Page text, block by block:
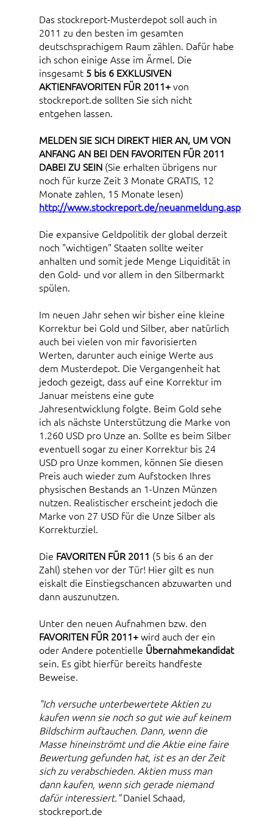
Das stockreport-Musterdepot soll auch in
2011 zu den besten im gesamten
deutschsprachigem Raum zählen. Dafür habe
ich schon einige Asse im Ärmel. Die
insgesamt 5 bis 6 EXKLUSIVEN
AKTIENFAVORITEN FÜR 2011+von
stockreport.de sollten Sie sich nicht
entgehen lassen.
MELDEN SIE SICH DIREKT HIER AN, UM VON
ANFANG AN BEI DEN FAVORITEN FÜR 2011
DABEI ZU SEIN (Sie erhalten übrigens nur
noch für kurze Zeit 3 Monate GRATIS, 12
Monate zahlen, 15 Monate lesen)
http://www.stockreport.de/neuanmeldung.asp
Die expansive Geldpolitik der global derzeit
noch "wichtigen" Staaten sollte weiter
anhalten und somit jede Menge Liquidität in
den Gold- und vor allem in den Silbermarkt
spülen.
Im neuen Jahr sehen wir bisher eine kleine
Korrektur bei Gold und Silber, aber natürlich
auch bei vielen von mir favorisierten
Werten, darunter auch einige Werte aus
dem Musterdepot. Die Vergangenheit hat
jedoch gezeigt, dass auf eine Korrektur im
Januar meistens eine gute
Jahresentwicklung folgte. Beim Gold sehe
ich als nächste Unterstützung die Marke von
1.260 USD pro Unze an. Sollte es beim Silber
eventuell sogar zu einer Korrektur bis 24
USD pro Unze kommen, können Sie diesen
Preis auch wieder zum Aufstocken Ihres
physischen Bestands an 1-Unzen Münzen
nutzen. Realistischer erscheint jedoch die
Marke von 27 USD für die Unze Silber als
Korrekturziel.
Die FAVORITEN FÜR 2011 (5 bis 6 an der
Zahl) stehen vor der Tür! Hier gilt es nun
eiskalt die Einstiegschancen abzuwarten und
dann auszunutzen.
Unter den neuen Aufnahmen bzw. den
FAVORITEN FÜR 2011+wird auch der ein
oder Andere potentielle Übernahmekandidat
sein. Es gibt hierfür bereits handfeste
Beweise.
"Ich versuche unterbewertete Aktien zu
kaufen wenn sie noch so gut wie auf keinem
Bildschirm auftauchen. Dann, wenn die
Masse hineinströmt und die Aktie eine faire
Bewertung gefunden hat, ist es an der Zeit
sich zu verabschieden. Aktien muss man
dann kaufen, wenn sich gerade niemand
dafür interessiert."Daniel Schaad,
stockreport.de